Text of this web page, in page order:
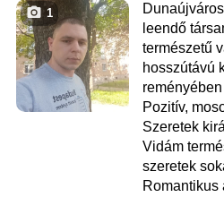
1
leendő
természetű
hosszútávú
Pozitív,
Szeretek
Vidám
szeretek
Romantikus